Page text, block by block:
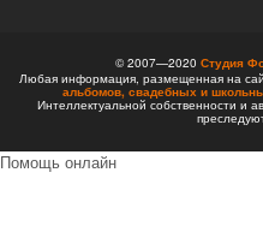
© 2007—2020 Студия
Любая информация, размещенная на
альбомов, свадебных и
Интеллектуальной собственности и
Помощь онлайн